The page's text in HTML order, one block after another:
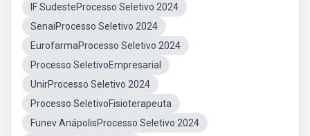
IF SudesteProcesso Seletivo 2024
SenaiProcesso Seletivo 2024
EurofarmaProcesso Seletivo 2024
Processo SeletivoEmpresarial
UnirProcesso Seletivo 2024
Processo SeletivoFisioterapeuta
Funev AnápolisProcesso Seletivo 2024